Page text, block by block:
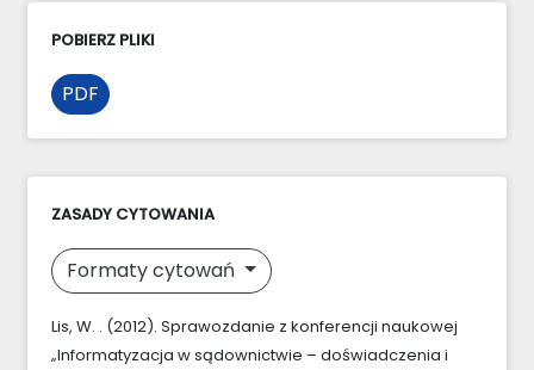
POBIERZ PLIKI
PDF
ZASADY CYTOWANIA
Formaty cytowań
Lis, W. . (2012). Sprawozdanie z konferencji naukowej
„Informatyzacja w sądownictwie – doświadczenia i